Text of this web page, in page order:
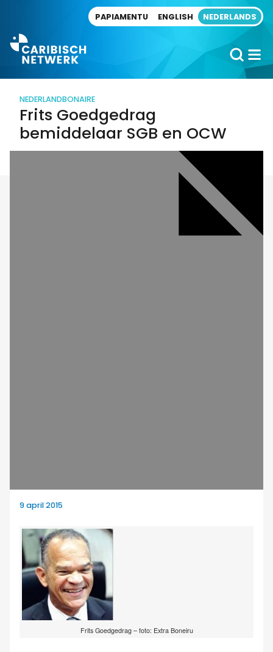
PAPIAMENTU ENGLISH NEDERLANDS
NEDERLANDBONAIRE
Frits Goedgedrag
bemiddelaar SGB en OCW
9 april 2015
Frits Goedgedrag – foto: Extra Boneiru